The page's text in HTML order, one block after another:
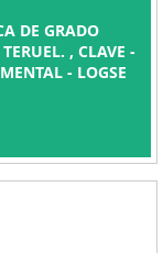
DE GRADO
, CLAVE -
- LOGSE